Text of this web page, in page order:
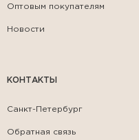
Оптовым покупателям
Новости
КОНТАКТЫ
Санкт-Петербург
Обратная связь